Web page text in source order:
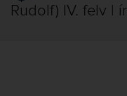
Rudolf) IV. felv |